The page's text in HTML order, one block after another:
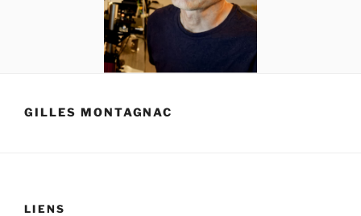
GILLES MONTAGNAC
LIENS